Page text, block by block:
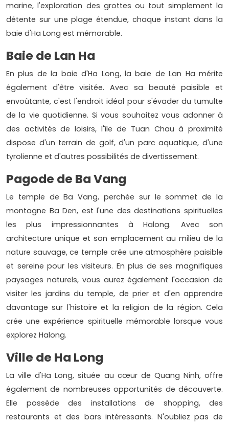
marine, l'exploration des grottes ou tout simplement la
détente sur une plage étendue, chaque instant dans la
baie d'Ha Long est mémorable.
Baie de Lan Ha
En plus de la baie d'Ha Long, la baie de Lan Ha mérite
également d'être visitée. Avec sa beauté paisible et
envoûtante, c'est l'endroit idéal pour s'évader du tumulte
de la vie quotidienne. Si vous souhaitez vous adonner à
des activités de loisirs, l'île de Tuan Chau à proximité
dispose d'un terrain de golf, d'un parc aquatique, d'une
tyrolienne et d'autres possibilités de divertissement.
Pagode de Ba Vang
Le temple de Ba Vang, perchée sur le sommet de la
montagne Ba Den, est l'une des destinations spirituelles
les plus impressionnantes à Halong. Avec son
architecture unique et son emplacement au milieu de la
nature sauvage, ce temple crée une atmosphère paisible
et sereine pour les visiteurs. En plus de ses magnifiques
paysages naturels, vous aurez également l'occasion de
visiter les jardins du temple, de prier et d'en apprendre
davantage sur l'histoire et la religion de la région. Cela
crée une expérience spirituelle mémorable lorsque vous
explorez Halong.
Ville de Ha Long
La ville d'Ha Long, située au cœur de Quang Ninh, offre
également de nombreuses opportunités de découverte.
Elle possède des installations de shopping, des
restaurants et des bars intéressants. N'oubliez pas de